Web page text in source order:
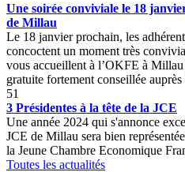
Une soirée conviviale le 18
de Millau
Le 18 janvier prochain, les
concoctent un moment très
vous accueillent à l’OKFE à
gratuite fortement conseillée
51
3 Présidentes à la tête de la JCE
Une année 2024 qui s'annonce
JCE de Millau sera bien
la Jeune Chambre Economique
Toutes les actualités